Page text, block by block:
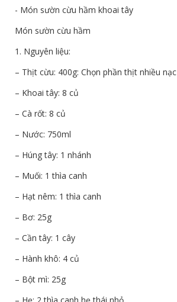
- Món sườn cừu hầm khoai tây
Món sườn cừu hầm
1. Nguyên liệu:
– Thịt cừu: 400g: Chọn phần thịt nhiều nạc
– Khoai tây: 8 củ
– Cà rốt: 8 củ
– Nước: 750ml
– Húng tây: 1 nhánh
– Muối: 1 thìa canh
– Hạt nêm: 1 thìa canh
– Bơ: 25g
– Cần tây: 1 cây
– Hành khô: 4 củ
– Bột mì: 25g
– Hẹ: 2 thìa canh hẹ thái nhỏ